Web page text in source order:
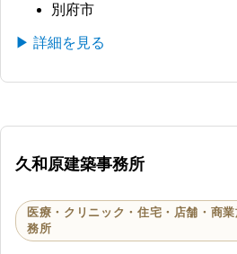
別府市
▶ 詳細を見る
久和原建築事務所
医療・クリニック・住宅・店舗・商
務所